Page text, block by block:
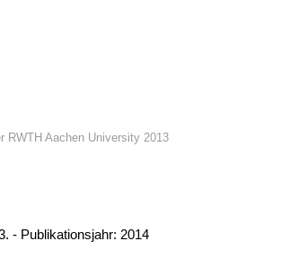
RWTH Aachen University 2013
- Publikationsjahr: 2014